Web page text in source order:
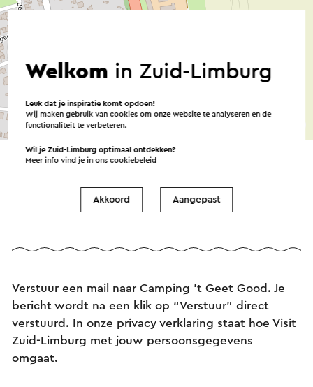
Verstuur een mail naar Camping 't Geet Good. Je
bericht wordt na een klik op “Verstuur” direct
verstuurd. In onze privacy verklaring staat hoe Visit
Zuid-Limburg met jouw persoonsgegevens
omgaat.
Welkom in Zuid-Limburg
Leuk dat je inspiratie komt opdoen!
Wij maken gebruik van cookies om onze website te analyseren en de
functionaliteit te verbeteren.
Wil je Zuid-Limburg optimaal ontdekken?
Meer info vind je in onscookiebeleid
Akkoord Aangepast